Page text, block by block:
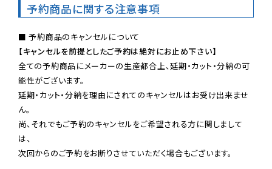
予約商品に関する注意事項
【キャンセルを前提としたご予約は絶対にお止め下さい】
全ての予約商品にメーカーの生産都合上、延期・カット・分納の可
能性がございます。
延期・カット・分納を理由にされてのキャンセルはお受け出来ませ
ん。
尚、それでもご予約のキャンセルをご希望される方に関しまして
は、
次回からのご予約をお断りさせていただく場合もございます。